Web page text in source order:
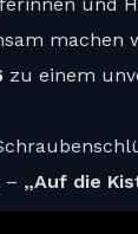
machen
zu einem
– „Auf die